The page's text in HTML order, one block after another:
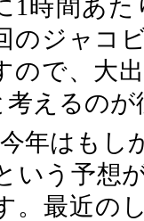
1時間あた
のジャコ
ので、大
えるの
年はもし
いう予想
。最近の